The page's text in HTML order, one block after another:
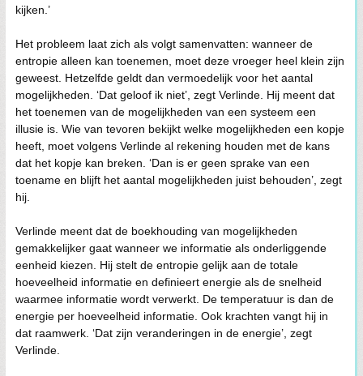
kijken.’
Het probleem laat zich als volgt samenvatten: wanneer de
entropie alleen kan toenemen, moet deze vroeger heel klein zijn
geweest. Hetzelfde geldt dan vermoedelijk voor het aantal
mogelijkheden. ‘Dat geloof ik niet’, zegt Verlinde. Hij meent dat
het toenemen van de mogelijkheden van een systeem een
illusie is. Wie van tevoren bekijkt welke mogelijkheden een kopje
heeft, moet volgens Verlinde al rekening houden met de kans
dat het kopje kan breken. ‘Dan is er geen sprake van een
toename en blijft het aantal mogelijkheden juist behouden’, zegt
hij.
Verlinde meent dat de boekhouding van mogelijkheden
gemakkelijker gaat wanneer we informatie als onderliggende
eenheid kiezen. Hij stelt de entropie gelijk aan de totale
hoeveelheid informatie en definieert energie als de snelheid
waarmee informatie wordt verwerkt. De temperatuur is dan de
energie per hoeveelheid informatie. Ook krachten vangt hij in
dat raamwerk. ‘Dat zijn veranderingen in de energie’, zegt
Verlinde.